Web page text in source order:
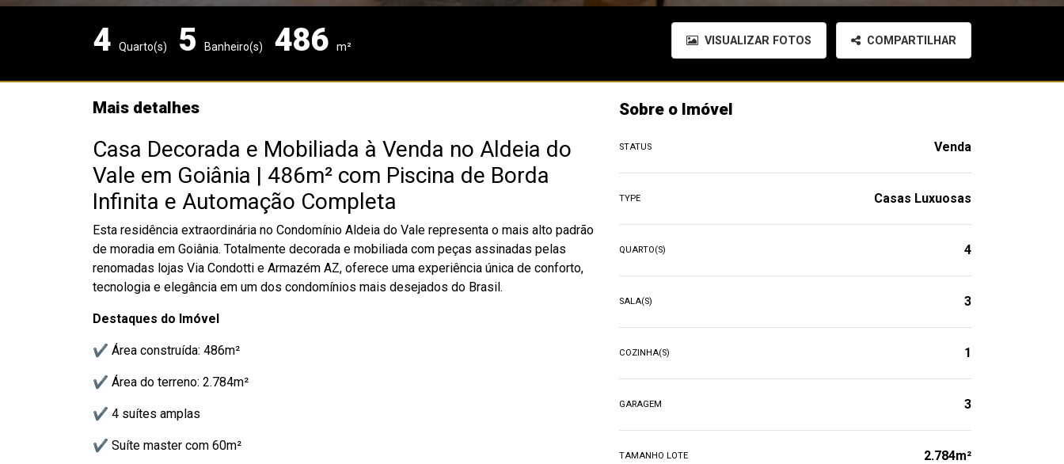
4 Quarto(s) 5 Banheiro(s) 486 m² VISUALIZAR FOTOS COMPARTILHAR
Mais detalhes
Casa Decorada e Mobiliada à Venda no Aldeia do
Vale em Goiânia | 486m² com Piscina de Borda
Infinita e Automação Completa
Esta residência extraordinária no Condomínio Aldeia do Vale representa o mais alto padrão
de moradia em Goiânia. Totalmente decorada e mobiliada com peças assinadas pelas
renomadas lojas Via Condotti e Armazém AZ, oferece uma experiência única de conforto,
tecnologia e elegância em um dos condomínios mais desejados do Brasil.
Destaques do Imóvel
✔ Área construída: 486m²
✔ Área do terreno: 2.784m²
✔ 4 suítes amplas
✔ Suíte master com 60m²
Sobre o Imóvel
STATUS Venda
TYPE Casas Luxuosas
QUARTO(S) 4
SALA(S) 3
COZINHA(S) 1
GARAGEM 3
TAMANHO LOTE 2.784m²